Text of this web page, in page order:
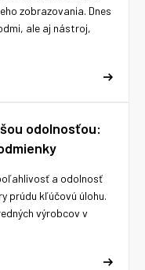
zobrazovania. Dnes
ale aj nástroj,
odolnosťou:
a odolnosť
prúdu kľúčovú úlohu.
výrobcov v